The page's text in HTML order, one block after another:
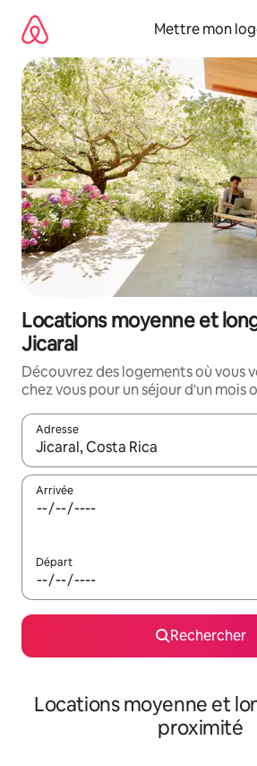
directement
contenu
Mettre mon
Locations moyenne et
Jicaral
Découvrez des logements où vous
chez vous pour un séjour d'un mois
Adresse
Lorsque les résultats s'affichent,
Arrivée
Départ
Rechercher
Locations moyenne et
proximité